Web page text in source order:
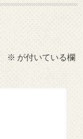
※ が付いている欄